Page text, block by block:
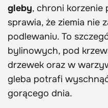
gleby, chroni korzenie
sprawia, że ziemia nie
podlewaniu. To
bylinowych, pod
drzewek oraz w
gleba potrafi
gorącego dnia.